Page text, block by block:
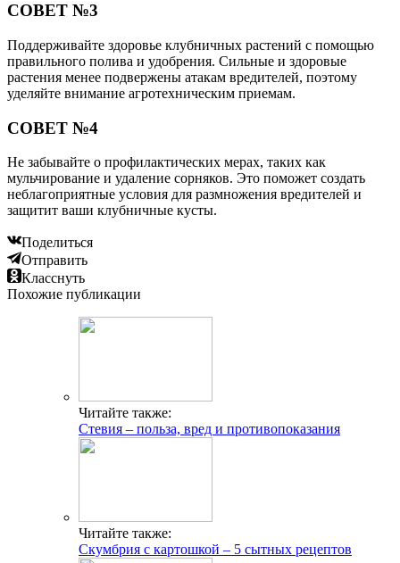
СОВЕТ №3
Поддерживайте здоровье клубничных растений с помощью
правильного полива и удобрения. Сильные и здоровые
растения менее подвержены атакам вредителей, поэтому
уделяйте внимание агротехническим приемам.
СОВЕТ №4
Не забывайте о профилактических мерах, таких как
мульчирование и удаление сорняков. Это поможет создать
неблагоприятные условия для размножения вредителей и
защитит ваши клубничные кусты.
Поделиться
Отправить
Класснуть
Похожие публикации
Читайте также:
Стевия – польза, вред и противопоказания
Читайте также:
Скумбрия с картошкой – 5 сытных рецептов